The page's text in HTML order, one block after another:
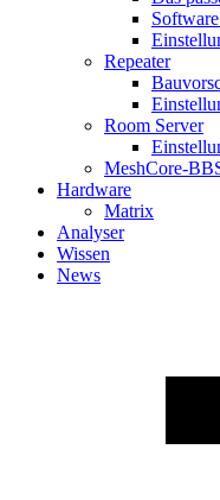
Repeater
Room Server
MeshCore-
Hardware
Matrix
Analyser
Wissen
News